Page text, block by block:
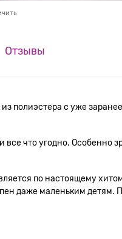
Отзывы
полиэстера с уже
все что угодно.
по настоящему
даже маленьким детям.